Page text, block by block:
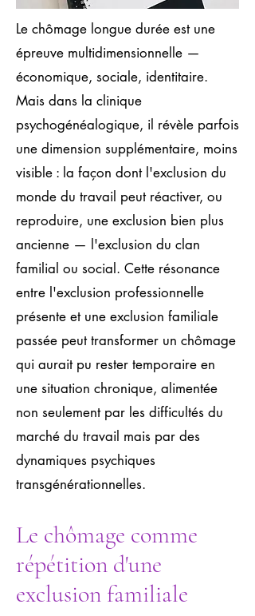
Le chômage longue durée est une
épreuve multidimensionnelle —
économique, sociale, identitaire.
Mais dans la clinique
psychogénéalogique, il révèle parfois
une dimension supplémentaire, moins
visible : la façon dont l'exclusion du
monde du travail peut réactiver, ou
reproduire, une exclusion bien plus
ancienne — l'exclusion du clan
familial ou social. Cette résonance
entre l'exclusion professionnelle
présente et une exclusion familiale
passée peut transformer un chômage
qui aurait pu rester temporaire en
une situation chronique, alimentée
non seulement par les difficultés du
marché du travail mais par des
dynamiques psychiques
transgénérationnelles.
Le chômage comme
répétition d'une
exclusion familiale